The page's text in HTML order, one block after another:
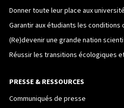
Donner toute leur place aux
Garantir aux étudiants les conditions
(Re)devenir une grande nation
Réussir les transitions écologiques
PRESSE & RESSOURCES
Communiqués de presse